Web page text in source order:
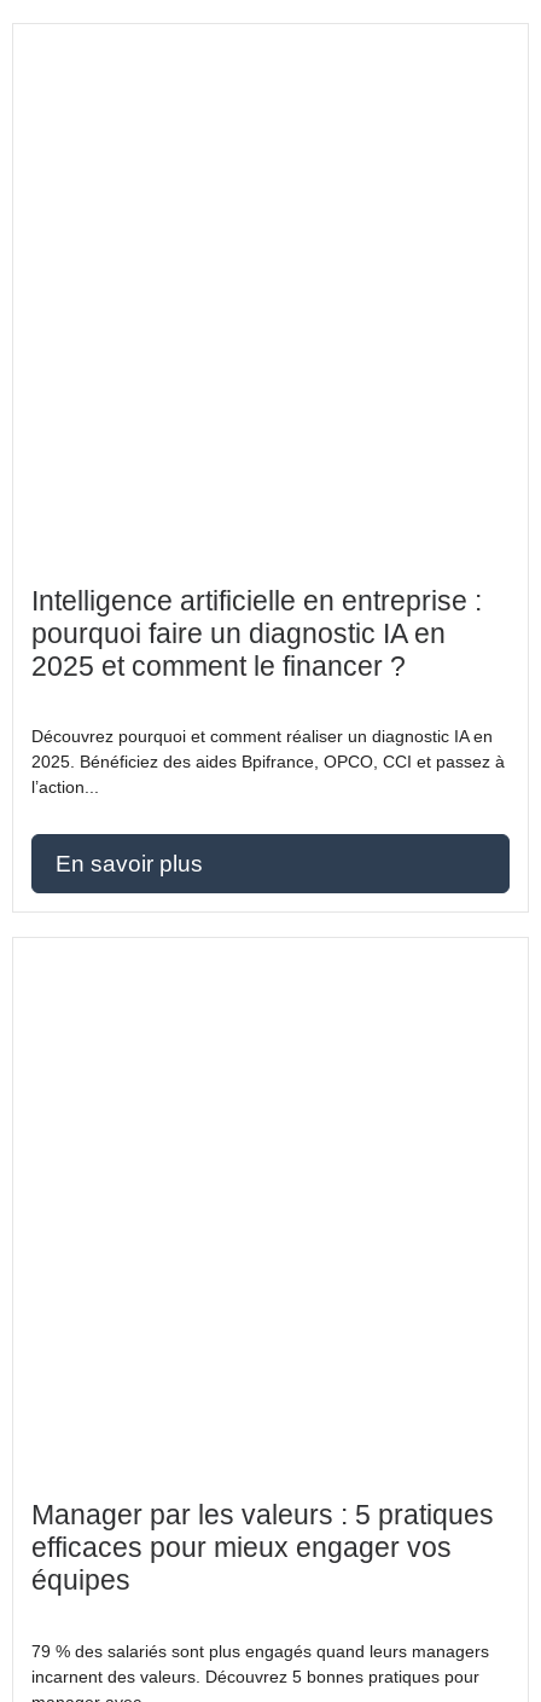
Intelligence artificielle en entreprise :
pourquoi faire un diagnostic IA en
2025 et comment le financer ?
Découvrez pourquoi et comment réaliser un diagnostic IA en
2025. Bénéficiez des aides Bpifrance, OPCO, CCI et passez à
l’action...
En savoir plus
Manager par les valeurs : 5 pratiques
efficaces pour mieux engager vos
équipes
79 % des salariés sont plus engagés quand leurs managers
incarnent des valeurs. Découvrez 5 bonnes pratiques pour